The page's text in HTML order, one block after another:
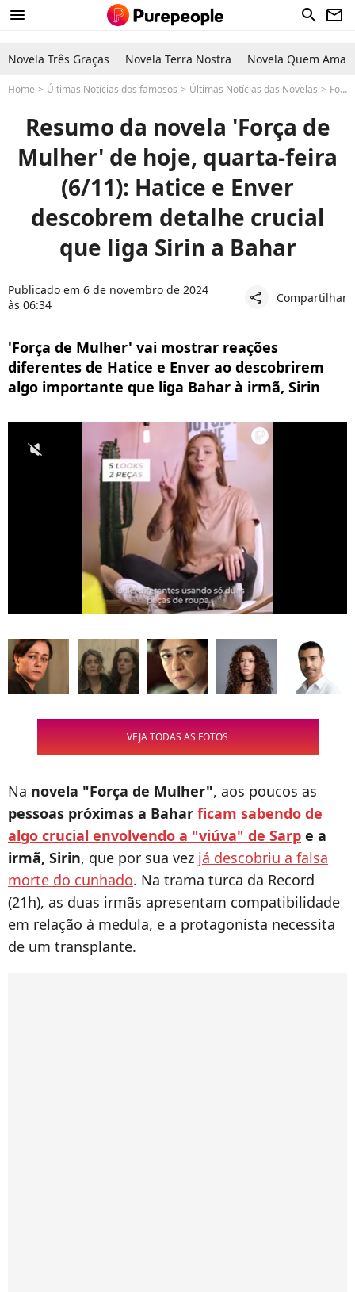
menu search newsletter
Novela Três Graças Novela Terra Nostra Novela Quem Ama
Home Últimas Notícias dos famosos Últimas Notícias das Novelas Força de Mulher
Resumo da novela 'Força de
Mulher' de hoje, quarta-feira
(6/11): Hatice e Enver
descobrem detalhe crucial
que liga Sirin a Bahar
Publicado em 6 de novembro de 2024
às 06:34
share Compartilhar
'Força de Mulher' vai mostrar reações
diferentes de Hatice e Enver ao descobrirem
algo importante que liga Bahar à irmã, Sirin
VEJA TODAS AS FOTOS
Na novela "Força de Mulher", aos poucos as
pessoas próximas a Bahar ficam sabendo de
algo crucial envolvendo a "viúva" de Sarp e a
irmã, Sirin, que por sua vez já descobriu a falsa
morte do cunhado. Na trama turca da Record
(21h), as duas irmãs apresentam compatibilidade
em relação à medula, e a protagonista necessita
de um transplante.